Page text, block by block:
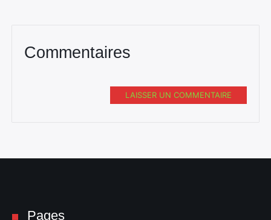
Commentaires
LAISSER UN COMMENTAIRE
Pages